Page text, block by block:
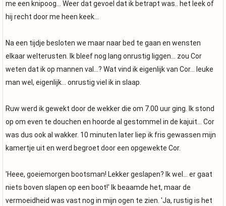
me een knipoog... Weer dat gevoel dat ik betrapt was.. het leek of
hij recht door me heen keek...
Na een tijdje besloten we maar naar bed te gaan en wensten
elkaar welterusten. Ik bleef nog lang onrustig liggen... zou Cor
weten dat ik op mannen val...? Wat vind ik eigenlijk van Cor... leuke
man wel, eigenlijk... onrustig viel ik in slaap.
Ruw werd ik gewekt door de wekker die om 7.00 uur ging. Ik stond
op om even te douchen en hoorde al gestommel in de kajuit... Cor
was dus ook al wakker. 10 minuten later liep ik fris gewassen mijn
kamertje uit en werd begroet door een opgewekte Cor.
'Heee, goeiemorgen bootsman! Lekker geslapen? Ik wel... er gaat
niets boven slapen op een boot!' Ik beaamde het, maar de
vermoeidheid was vast nog in mijn ogen te zien. 'Ja, rustig is het